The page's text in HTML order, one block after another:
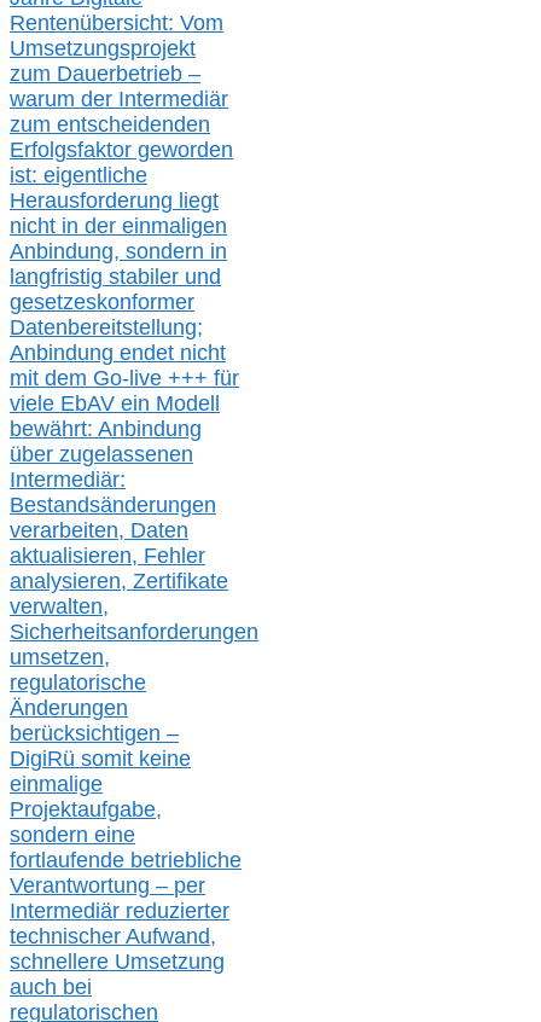
Rentenübersicht: Vom
Umsetzungsprojekt
zum Dauerbetrieb –
warum der Intermediär
zum entscheidenden
Erfolgsfaktor geworden
ist: eigentliche
Herausforderung liegt
nicht in der einmaligen
Anbindung, sondern in
langfristig stabiler und
gesetzeskonformer
Datenbereitstellung;
Anbindung endet nicht
mit dem Go-live +++ für
viele EbAV ein Modell
bewährt: Anbindung
über zugelassenen
Intermediär:
Bestandsänderungen
verarbeiten, Daten
aktualisieren, Fehler
analysieren, Zertifikate
verwalten,
Sicherheitsanforderungen
umsetzen,
regulatorische
Änderungen
berücksichtigen –
DigiRü somit keine
einmalige
Projektaufgabe,
sondern eine
fortlaufende betriebliche
Verantwortung – per
Intermediär reduzierter
technischer Aufwand,
schnellere Umsetzung
auch bei
regulatorischen